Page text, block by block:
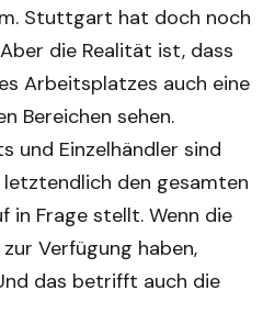
Stuttgart hat doch noch
die Realität ist, dass
Arbeitsplatzes auch eine
Bereichen sehen.
und Einzelhändler sind
den gesamten
in Frage stellt. Wenn die
Verfügung haben,
das betrifft auch die